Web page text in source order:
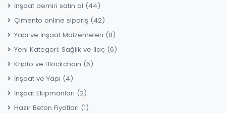
İnşaat demiri satın al (44)
Çimento online sipariş (42)
Yapı ve İnşaat Malzemeleri (8)
Yeni Kategori: Sağlık ve İlaç (6)
Kripto ve Blockchain (6)
İnşaat ve Yapı (4)
İnşaat Ekipmanları (2)
Hazır Beton Fiyatları (1)